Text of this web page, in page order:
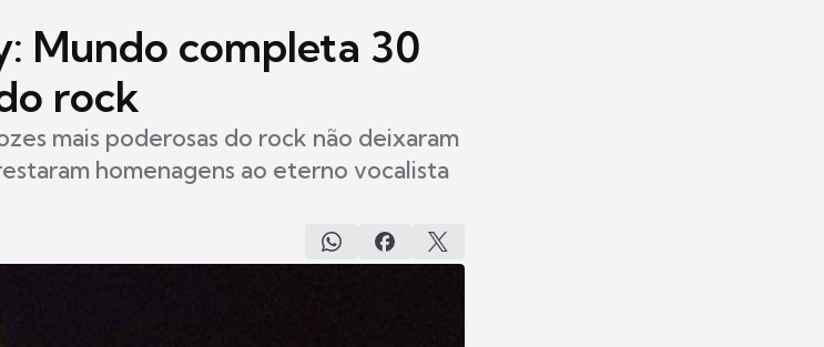
Mundo completa 30
rock
mais poderosas do rock não deixaram
homenagens ao eterno vocalista